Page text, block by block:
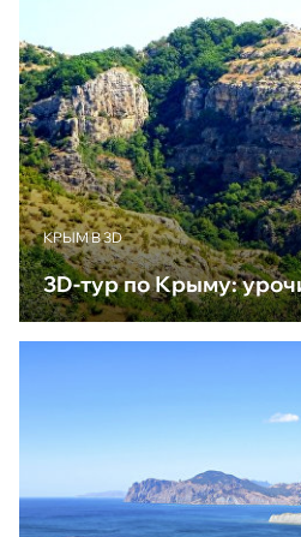
КРЫМ В 3D
3D-тур по Крыму: